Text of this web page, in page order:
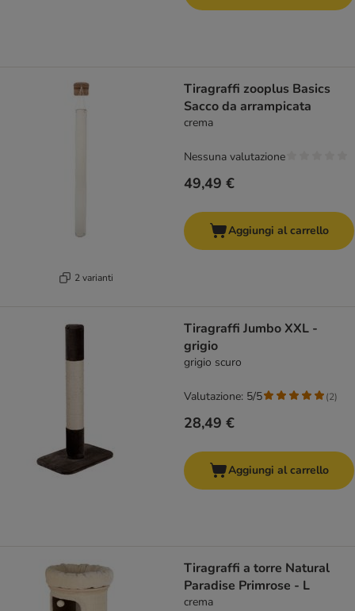
2 varianti
Tiragraffi zooplus Basics
Sacco da arrampicata
crema
49,49 €
Nessuna valutazione
Aggiungi al carrello
Tiragraffi Jumbo XXL -
grigio
grigio scuro
28,49 €
Valutazione: 5/5 (2)
Aggiungi al carrello
Tiragraffi a torre Natural
Paradise Primrose - L
crema